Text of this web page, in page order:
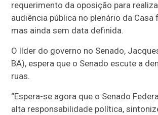
requerimento da oposição para
audiência pública no plenário da Casa
mas ainda sem data definida.
O líder do governo no Senado,
BA), espera que o Senado escute a
ruas.
“Espera-se agora que o Senado
alta responsabilidade política,